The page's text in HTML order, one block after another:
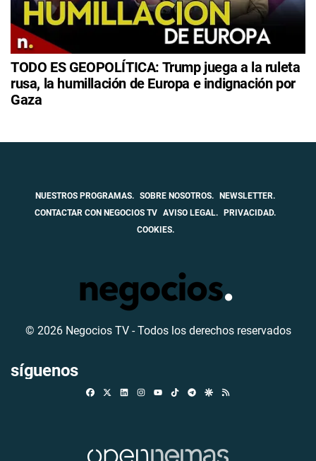
TODO ES GEOPOLÍTICA: Trump juega a la ruleta
rusa, la humillación de Europa e indignación por
Gaza
NUESTROS PROGRAMAS. SOBRE NOSOTROS. NEWSLETTER.
CONTACTAR CON NEGOCIOS TV AVISO LEGAL. PRIVACIDAD.
COOKIES.
© 2026 Negocios TV - Todos los derechos reservados
síguenos
FacebookLinkedinInstagramTikTokTelegramGoogle Discover